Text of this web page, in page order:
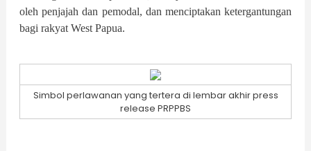
oleh penjajah dan pemodal, dan menciptakan ketergantungan
bagi rakyat West Papua.
Simbol perlawanan yang tertera di lembar akhir press
release PRPPBS